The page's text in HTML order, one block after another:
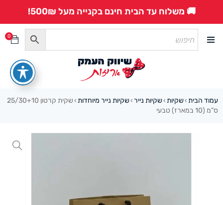
🚚 משלוח עד הבית חינם בקנייה מעל 500₪!
0
עמוד הבית ›שקיות ›שקיות נייר ›שקיות נייר מיוחדות ›
שקית קרטון 25/30+10
ס”מ (10 במארז) טבעי